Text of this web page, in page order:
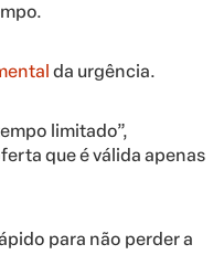
da urgência.
limitado”,
que é válida apenas
para não perder a